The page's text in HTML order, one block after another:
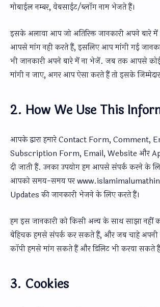
मोबाईल नम्बर, वेबसाईट/ब्लॉग नाम भेजते हैं।
इसके अलावा आप जो अतिरिक्त जानकारी अपने बारे
आपसे मांग नही करते हैं, इसलिए आप मांगी गई
भी जानकारी अपने बारे में ना भेजें. जब तक आपसे कोई
मांगी न जाए, अगर आप ऐसा करते हैं तो इसके
2. How We Use This
आपके द्वारा हमारे Contact Form, Comment,
Subscription Form, Email, Website और App
दी जाती हैं. उनका उपयोग हम आपसे संपर्क करने के
आपको समय-समय पर
Updates की जानकारी भेजने के लिए करते हैं।
हम इस जानकारी को किसी अन्य के साथ साझा
बेहिचक हमसे संपर्क कर सकते हैं, और जब चाहे अपनी
कॉपी हमसे मांग सकते हैं और डिलिट भी करवा सकते
3. Cookies